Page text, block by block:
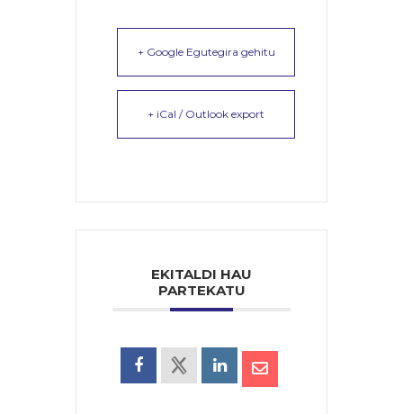
+ Google Egutegira gehitu
+ iCal / Outlook export
EKITALDI HAU
PARTEKATU